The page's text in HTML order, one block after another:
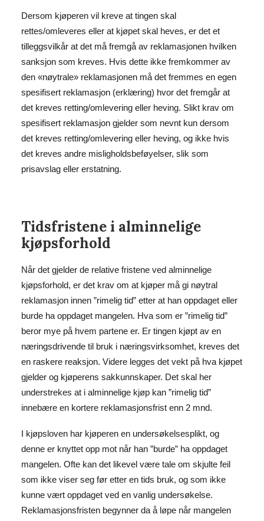
Dersom kjøperen vil kreve at tingen skal
rettes/omleveres eller at kjøpet skal heves, er det et
tilleggsvilkår at det må fremgå av reklamasjonen hvilken
sanksjon som kreves. Hvis dette ikke fremkommer av
den «nøytrale» reklamasjonen må det fremmes en egen
spesifisert reklamasjon (erklæring) hvor det fremgår at
det kreves retting/omlevering eller heving. Slikt krav om
spesifisert reklamasjon gjelder som nevnt kun dersom
det kreves retting/omlevering eller heving, og ikke hvis
det kreves andre misligholdsbeføyelser, slik som
prisavslag eller erstatning.
Tidsfristene i alminnelige
kjøpsforhold
Når det gjelder de relative fristene ved alminnelige
kjøpsforhold, er det krav om at kjøper må gi nøytral
reklamasjon innen ”rimelig tid” etter at han oppdaget eller
burde ha oppdaget mangelen. Hva som er ”rimelig tid”
beror mye på hvem partene er. Er tingen kjøpt av en
næringsdrivende til bruk i næringsvirksomhet, kreves det
en raskere reaksjon. Videre legges det vekt på hva kjøpet
gjelder og kjøperens sakkunnskaper. Det skal her
understrekes at i alminnelige kjøp kan ”rimelig tid”
innebære en kortere reklamasjonsfrist enn 2 mnd.
I kjøpsloven har kjøperen en undersøkelsesplikt, og
denne er knyttet opp mot når han ”burde” ha oppdaget
mangelen. Ofte kan det likevel være tale om skjulte feil
som ikke viser seg før etter en tids bruk, og som ikke
kunne vært oppdaget ved en vanlig undersøkelse.
Reklamasjonsfristen begynner da å løpe når mangelen